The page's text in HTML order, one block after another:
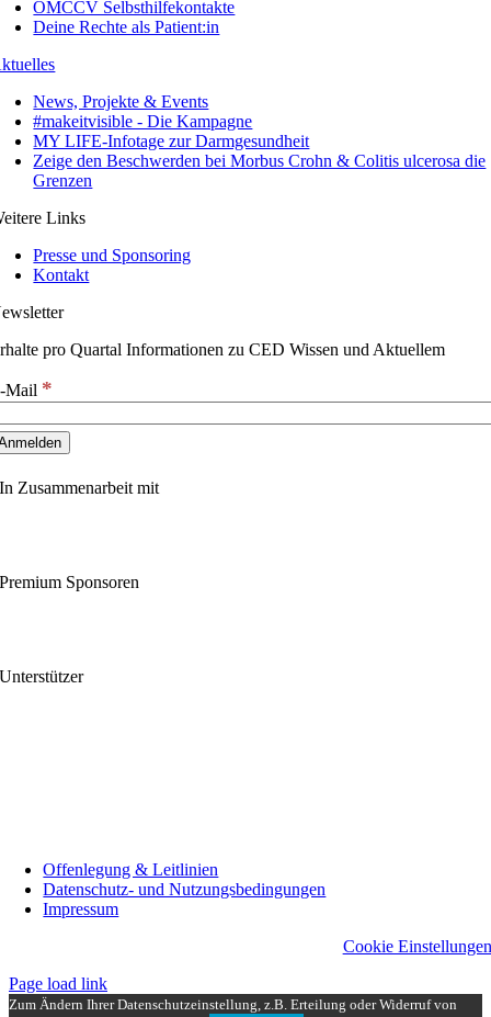
ÖMCCV Selbsthilfekontakte
Deine Rechte als Patient:in
News, Projekte & Events
#makeitvisible - Die Kampagne
MY LIFE-Infotage zur Darmgesundheit
Zeige den Beschwerden bei Morbus Crohn & Colitis ulcerosa die
Grenzen
Links
Presse und Sponsoring
Kontakt
pro Quartal Informationen zu CED Wissen und Aktuellem
Mail *
In Zusammenarbeit mit
Premium Sponsoren
Unterstützer
Offenlegung & Leitlinien
Datenschutz- und Nutzungsbedingungen
Impressum
Cookie Einstellungen
Page load link
Zum Ändern Ihrer Datenschutzeinstellung, z.B. Erteilung oder Widerruf von